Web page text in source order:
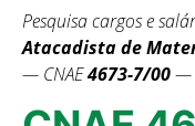
Pesquisa cargos e
Atacadista de
— CNAE4673-7/00—